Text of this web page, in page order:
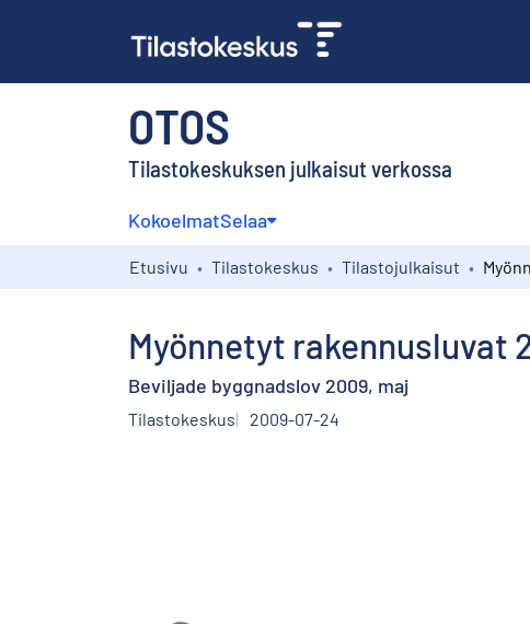
OTOS
Tilastokeskuksen julkaisut verkossa
KokoelmatSelaa
Etusivu Tilastokeskus Tilastojulkaisut
Myönnetyt rakennusluvat
Beviljade byggnadslov 2009, maj
Tilastokeskus 2009-07-24